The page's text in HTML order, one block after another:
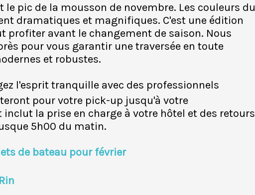
le pic de la mousson de novembre. Les couleurs du
dramatiques et magnifiques. C'est une édition
profiter avant le changement de saison. Nous
pour vous garantir une traversée en toute
et robustes.
l'esprit tranquille avec des professionnels
pour votre pick-up jusqu'à votre
la prise en charge à votre hôtel et des retours
5h00 du matin.
de bateau pour février